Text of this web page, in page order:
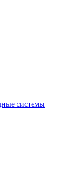
системы